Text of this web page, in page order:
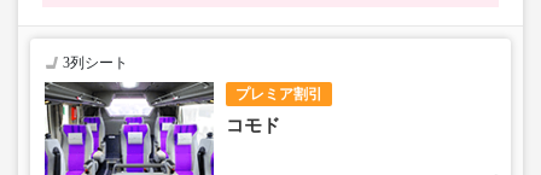
プレミア割引
3列シート
コモド